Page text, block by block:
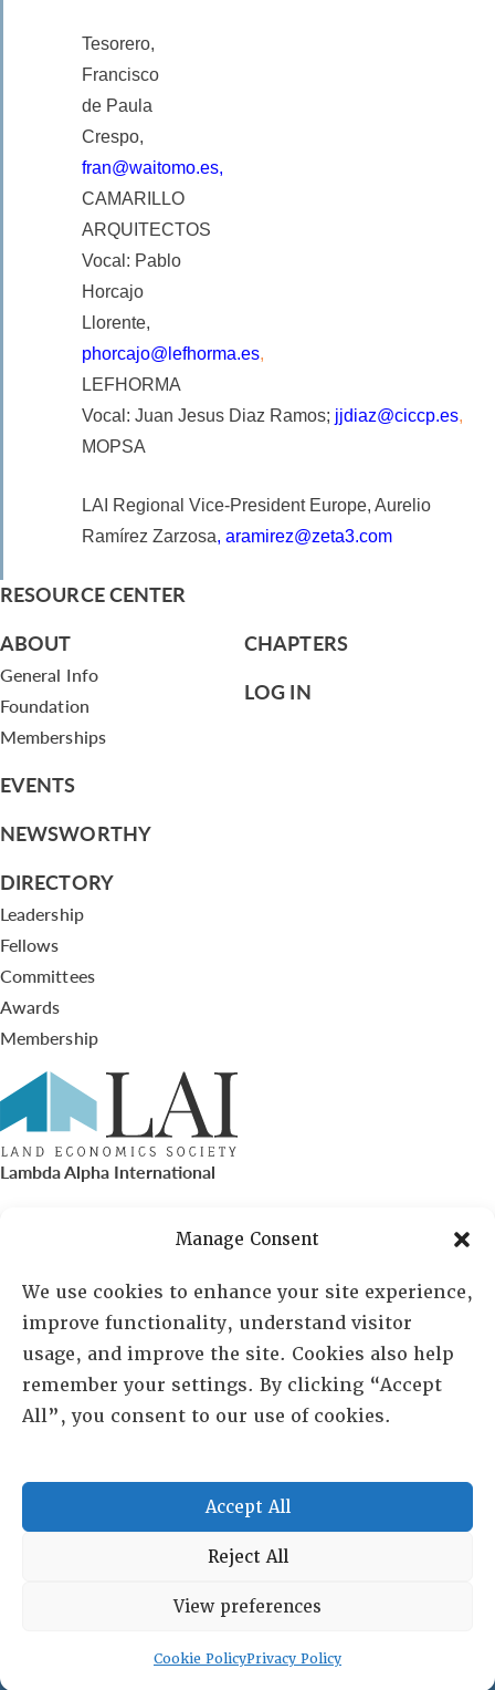
Manage Consent
We use cookies to enhance your site experience,
improve functionality, understand visitor
usage, and improve the site. Cookies also help
remember your settings. By clicking “Accept
All”, you consent to our use of cookies.
Accept All
Reject All
View preferences
Cookie PolicyPrivacy Policy
Tesorero,
Francisco
de Paula
Crespo,
fran@waitomo.es,
CAMARILLO
ARQUITECTOS
Vocal: Pablo
Horcajo
Llorente,
phorcajo@lefhorma.es,
LEFHORMA
Vocal: Juan Jesus Diaz Ramos; jjdiaz@ciccp.es,
MOPSA
LAI Regional Vice-President Europe, Aurelio
Ramírez Zarzosa,aramirez@zeta3.com
RESOURCE CENTER
ABOUT
General Info
Foundation
Memberships
EVENTS
NEWSWORTHY
DIRECTORY
Leadership
Fellows
Committees
Awards
Membership
CHAPTERS
LOG IN
Lambda Alpha International
PO Box 72720, Phoenix, AZ 85050
Sheila Novak, Executive Director
lai@lai.org
480-719-7404
Copyright © 2025 Lambda Alpha International. All Rights
Terms and Conditions Privacy policy